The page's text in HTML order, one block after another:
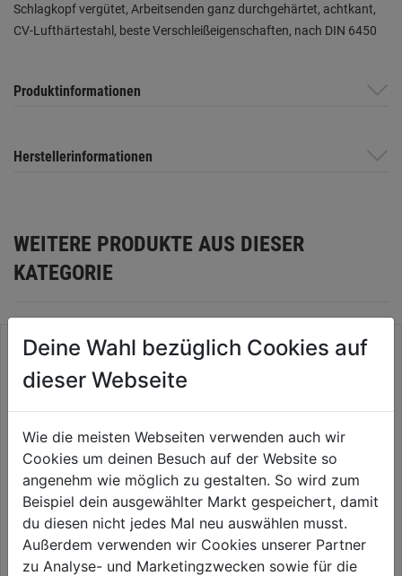
Schlagkopf vergütet, Arbeitsenden ganz durchgehärtet, achtkant,
CV-Lufthärtestahl, beste Verschleißeigenschaften, nach DIN 6450
Produktinformationen
Herstellerinformationen
WEITERE PRODUKTE AUS DIESER
KATEGORIE
Meißelhandschutz f. 20x12mm
u. 26x13mm
Splintentreiber
Deine Wahl bezüglich Cookies auf
dieser Webseite
Wie die meisten Webseiten verwenden auch wir
Cookies um deinen Besuch auf der Website so
angenehm wie möglich zu gestalten. So wird zum
Beispiel dein ausgewählter Markt gespeichert, damit
du diesen nicht jedes Mal neu auswählen musst.
Außerdem verwenden wir Cookies unserer Partner
zu Analyse- und Marketingzwecken sowie für die